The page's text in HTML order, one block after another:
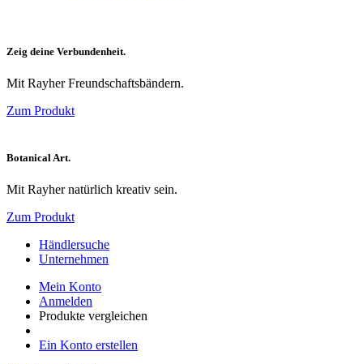
Zeig deine Verbundenheit.
Mit Rayher Freundschaftsbändern.
Zum Produkt
Botanical Art.
Mit Rayher natürlich kreativ sein.
Zum Produkt
Händlersuche
Unternehmen
Mein Konto
Anmelden
Produkte vergleichen
Ein Konto erstellen